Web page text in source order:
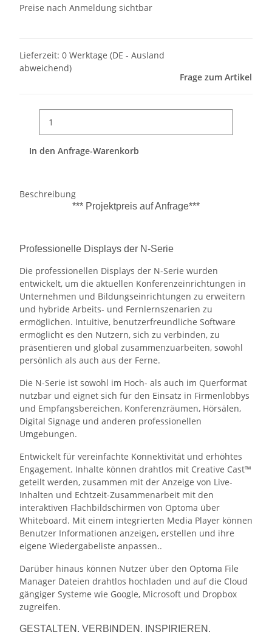
Preise nach Anmeldung sichtbar
Lieferzeit: 0 Werktage (DE - Ausland
abweichend)
Frage zum Artikel
In den Anfrage-Warenkorb
Beschreibung
*** Projektpreis auf Anfrage***
Professionelle Displays der N-Serie
Die professionellen Displays der N-Serie wurden
entwickelt, um die aktuellen Konferenzeinrichtungen in
Unternehmen und Bildungseinrichtungen zu erweitern
und hybride Arbeits- und Fernlernszenarien zu
ermöglichen. Intuitive, benutzerfreundliche Software
ermöglicht es den Nutzern, sich zu verbinden, zu
präsentieren und global zusammenzuarbeiten, sowohl
persönlich als auch aus der Ferne.
Die N-Serie ist sowohl im Hoch- als auch im Querformat
nutzbar und eignet sich für den Einsatz in Firmenlobbys
und Empfangsbereichen, Konferenzräumen, Hörsälen,
Digital Signage und anderen professionellen
Umgebungen.
Entwickelt für vereinfachte Konnektivität und erhöhtes
Engagement. Inhalte können drahtlos mit Creative Cast™
geteilt werden, zusammen mit der Anzeige von Live-
Inhalten und Echtzeit-Zusammenarbeit mit den
interaktiven Flachbildschirmen von Optoma über
Whiteboard. Mit einem integrierten Media Player können
Benutzer Informationen anzeigen, erstellen und ihre
eigene Wiedergabeliste anpassen..
Darüber hinaus können Nutzer über den Optoma File
Manager Dateien drahtlos hochladen und auf die Cloud
gängiger Systeme wie Google, Microsoft und Dropbox
zugreifen.
GESTALTEN. VERBINDEN. INSPIRIEREN.